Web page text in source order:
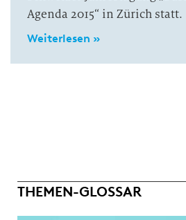
Agenda 2015“ in Zürich statt.
Weiterlesen »
THEMEN-GLOSSAR